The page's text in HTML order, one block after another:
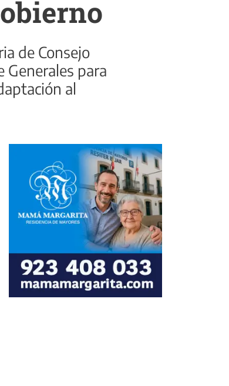
de Consejo
Generales para
al